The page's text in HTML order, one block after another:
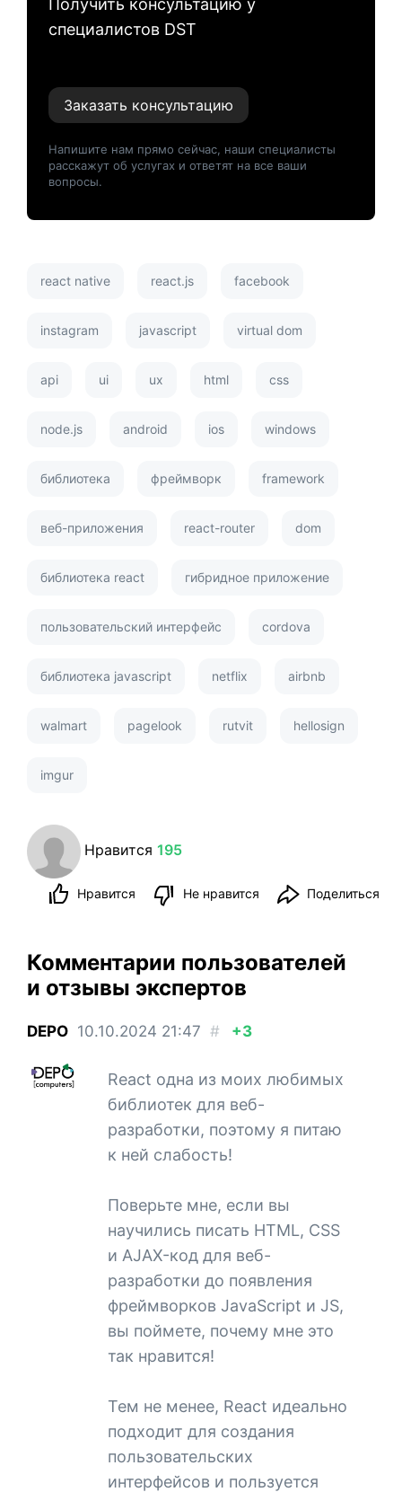
специалистов DST
Заказать консультацию
Напишите нам прямо сейчас, наши специалисты
расскажут об услугах и ответят на все ваши
вопросы.
react native react.js facebook
instagram javascript virtual dom
api ui ux html css
node.js android ios windows
библиотека фреймворк framework
веб-приложения react-router dom
библиотека react гибридное приложение
пользовательский интерфейс cordova
библиотека javascript netflix airbnb
walmart pagelook rutvit hellosign
imgur
Нравится 195
Нравится Не нравится Поделиться
Комментарии пользователей
и отзывы экспертов
DEPO 10.10.2024 21:47 # +3
React одна из моих любимых
библиотек для веб-
разработки, поэтому я питаю
к ней слабость!
Поверьте мне, если вы
научились писать HTML, CSS
и AJAX-код для веб-
разработки до появления
фреймворков JavaScript и JS,
вы поймете, почему мне это
так нравится!
Тем не менее, React идеально
подходит для создания
пользовательских
интерфейсов и пользуется